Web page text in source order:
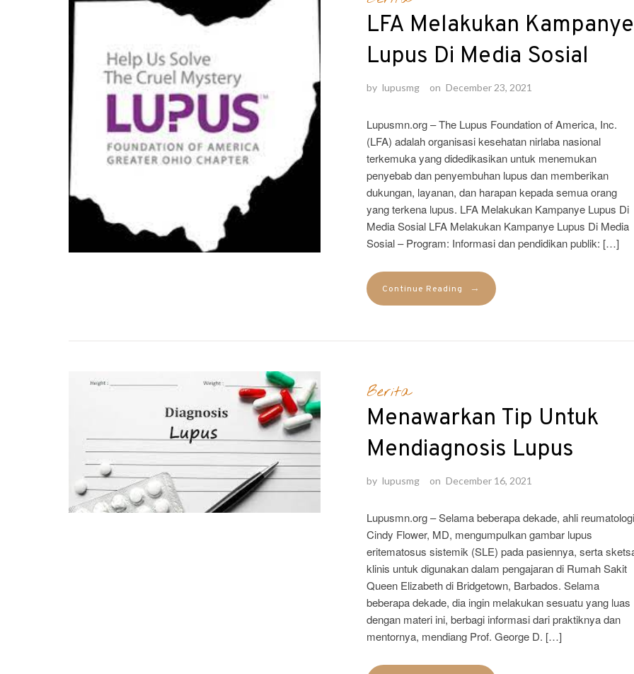
LFA Melakukan Kampanye
Lupus Di Media Sosial
by lupusmg on December 23, 2021
Lupusmn.org – The Lupus Foundation of America, Inc.
(LFA) adalah organisasi kesehatan nirlaba nasional
terkemuka yang didedikasikan untuk menemukan
penyebab dan penyembuhan lupus dan memberikan
dukungan, layanan, dan harapan kepada semua orang
yang terkena lupus. LFA Melakukan Kampanye Lupus Di
Media Sosial LFA Melakukan Kampanye Lupus Di Media
Sosial – Program: Informasi dan pendidikan publik: […]
Continue Reading →
Berita
Menawarkan Tip Untuk
Mendiagnosis Lupus
by lupusmg on December 16, 2021
Lupusmn.org – Selama beberapa dekade, ahli reumatologi
Cindy Flower, MD, mengumpulkan gambar lupus
eritematosus sistemik (SLE) pada pasiennya, serta
klinis untuk digunakan dalam pengajaran di Rumah Sakit
Queen Elizabeth di Bridgetown, Barbados. Selama
beberapa dekade, dia ingin melakukan sesuatu yang luas
dengan materi ini, berbagi informasi dari praktiknya dan
mentornya, mendiang Prof. George D. […]